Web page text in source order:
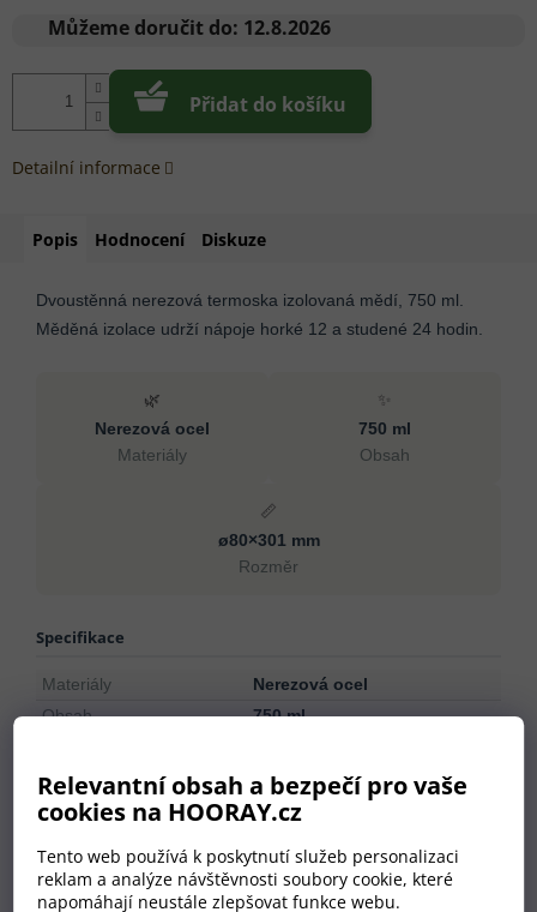
Relevantní obsah a bezpečí pro vaše
cookies na HOORAY.cz
Tento web používá k poskytnutí služeb personalizaci
reklam a analýze návštěvnosti soubory cookie, které
napomáhají neustále zlepšovat funkce webu.
cena:
Můžeme doručit do: 12.8.2026
Přidat do košíku
Detailní informace
Popis Hodnocení Diskuze
Dvoustěnná nerezová termoska izolovaná mědí, 750 ml.
Měděná izolace udrží nápoje horké 12 a studené 24 hodin.
🌿
Nerezová ocel
Materiály
✨
750 ml
Obsah
📏
ø80×301 mm
Rozměr
Specifikace
Materiály
Nerezová ocel
Obsah
750 ml
Typ stěny
Dvoustěnný
Typ izolace
Měděná izolace
Časová výdrž horké
izolace
12 óra